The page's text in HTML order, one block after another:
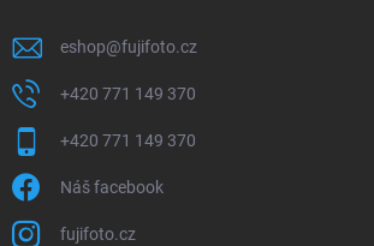
eshop@fujifoto.cz
+420 771 149 370
+420 771 149 370
Náš facebook
fujifoto.cz